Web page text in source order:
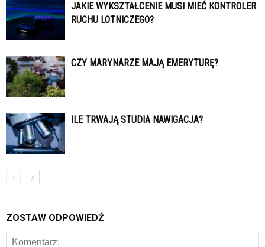
JAKIE WYKSZTAŁCENIE MUSI MIEĆ KONTROLER
RUCHU LOTNICZEGO?
CZY MARYNARZE MAJĄ EMERYTURĘ?
ILE TRWAJĄ STUDIA NAWIGACJA?
ZOSTAW ODPOWIEDŹ